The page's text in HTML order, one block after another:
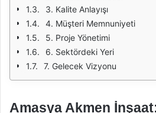
3. Kalite Anlayışı
4. Müşteri Memnuniyeti
5. Proje Yönetimi
6. Sektördeki Yeri
7. Gelecek Vizyonu
Amasya Akmen